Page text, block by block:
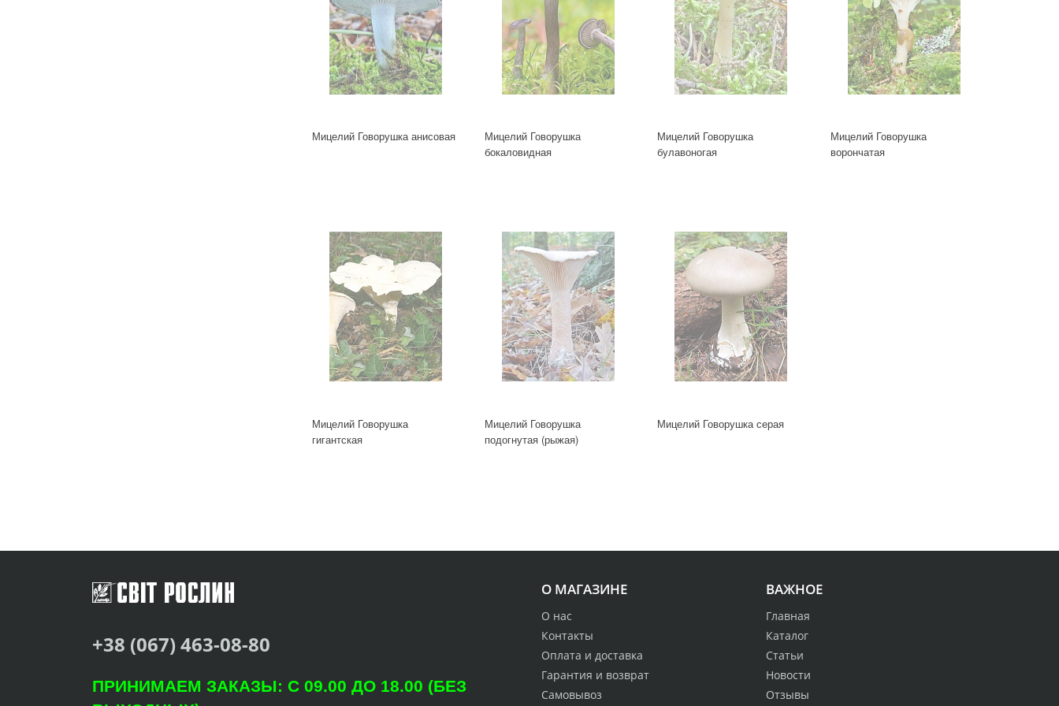
Мицелий Говорушка анисовая
Мицелий Говорушка
бокаловидная
Мицелий Говорушка
булавоногая
Мицелий Говорушка
ворончатая
Мицелий Говорушка
гигантская
Мицелий Говорушка
подогнутая (рыжая)
Мицелий Говорушка серая
О МАГАЗИНЕ
О нас
Контакты
Оплата и доставка
Гарантия и возврат
Самовывоз
ВАЖНОЕ
Главная
Каталог
Статьи
Новости
Отзывы
+38 (067) 463-08-80
ПРИНИМАЕМ ЗАКАЗЫ: С 09.00 ДО 18.00 (БЕЗ